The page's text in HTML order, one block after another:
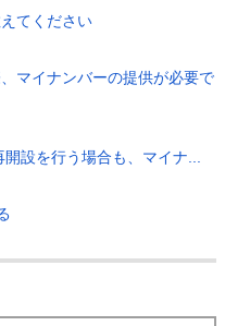
てください
マイナンバーの提供が必要で
設を行う場合も、マイナ...